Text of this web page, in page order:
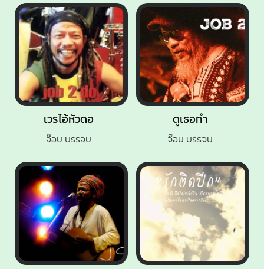
เวรไอ้หัวดอ
จ๊อบ บรรจบ
ดูเธอทำ
จ๊อบ บรรจบ